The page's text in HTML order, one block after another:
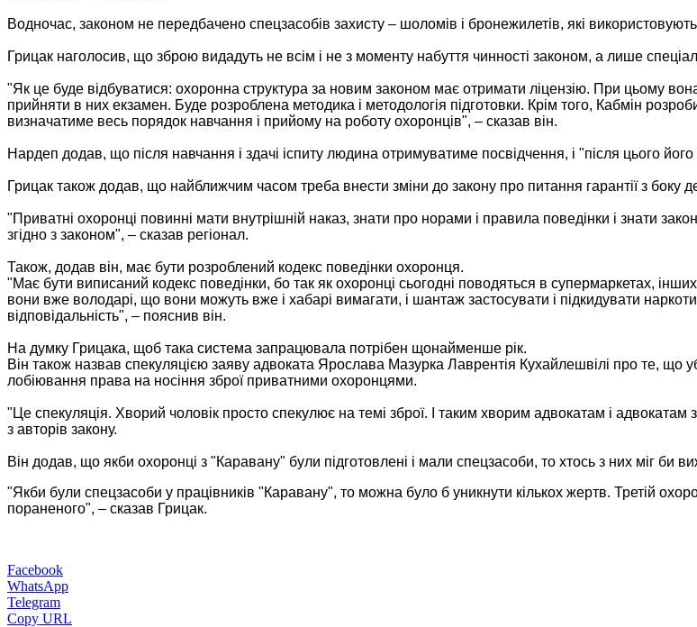
Водночас, законом не передбачено спецзасобів захисту – шоломів і бронежилетів, які
Грицак наголосив, що зброю видадуть не всім і не з моменту набуття чинності законом, а лише
"Як це буде відбуватися: охоронна структура за новим законом має отримати ліцензію. При цьому
прийняти в них екзамен. Буде розроблена методика і методологія підготовки. Крім того, Кабмін
визначатиме весь порядок навчання і прийому на роботу охоронців", – сказав він.
Нардеп додав, що після навчання і здачі іспиту людина отримуватиме посвідчення, і "після цього
Грицак також додав, що найближчим часом треба внести зміни до закону про питання гарантії з боку
"Приватні охоронці повинні мати внутрішній наказ, знати про норами і правила поведінки і знати
згідно з законом", – сказав регіонал.
Також, додав він, має бути розроблений кодекс поведінки охоронця.
"Має бути виписаний кодекс поведінки, бо так як охоронці сьогодні поводяться в супермаркетах,
вони вже володарі, що вони можуть вже і хабарі вимагати, і шантаж застосувати і підкидувати
відповідальність", – пояснив він.
На думку Грицака, щоб така система запрацювала потрібен щонайменше рік.
Він також назвав спекуляцією заяву адвоката Ярослава Мазурка Лаврентія Кухайлешвілі про те, що
лобіювання права на носіння зброї приватними охоронцями.
"Це спекуляція. Хворий чоловік просто спекулює на темі зброї. І таким хворим адвокатам і
з авторів закону.
Він додав, що якби охоронці з "Каравану" були підготовлені і мали спецзасоби, то хтось з них міг би
"Якби були спецзасоби у працівників "Каравану", то можна було б уникнути кількох жертв. Третій
пораненого", – сказав Грицак.
Facebook
WhatsApp
Telegram
Copy URL